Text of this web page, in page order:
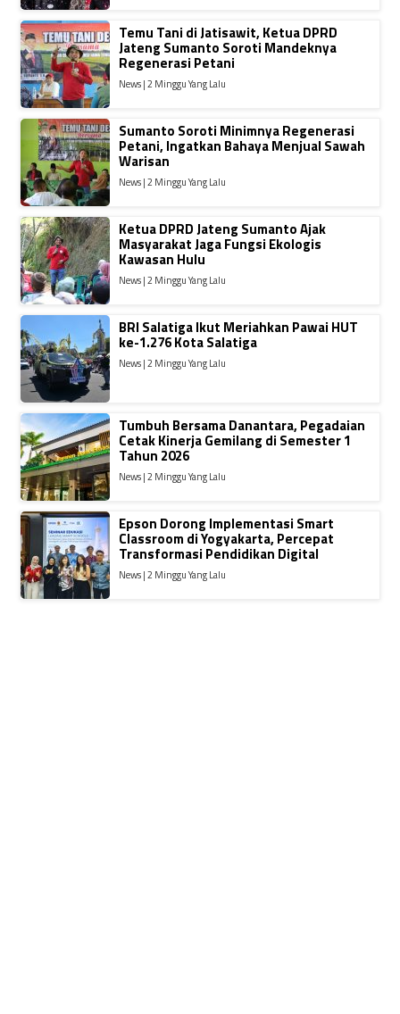
Temu Tani di Jatisawit, Ketua DPRD
Jateng Sumanto Soroti Mandeknya
Regenerasi Petani
News | 2 Minggu Yang Lalu
Sumanto Soroti Minimnya Regenerasi
Petani, Ingatkan Bahaya Menjual Sawah
Warisan
News | 2 Minggu Yang Lalu
Ketua DPRD Jateng Sumanto Ajak
Masyarakat Jaga Fungsi Ekologis
Kawasan Hulu
News | 2 Minggu Yang Lalu
BRI Salatiga Ikut Meriahkan Pawai HUT
ke-1.276 Kota Salatiga
News | 2 Minggu Yang Lalu
Tumbuh Bersama Danantara, Pegadaian
Cetak Kinerja Gemilang di Semester 1
Tahun 2026
News | 2 Minggu Yang Lalu
Epson Dorong Implementasi Smart
Classroom di Yogyakarta, Percepat
Transformasi Pendidikan Digital
News | 2 Minggu Yang Lalu